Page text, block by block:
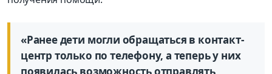
«Ранее дети могли обращаться в контакт-
центр только по телефону, а теперь у них